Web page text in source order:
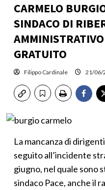
CARMELO
SINDACO DI
GRATUITO
Filippo Cardinale 21/06/
La mancanza di
seguito all’incidente
giugno, nel quale sono
sindaco Pace, anche il